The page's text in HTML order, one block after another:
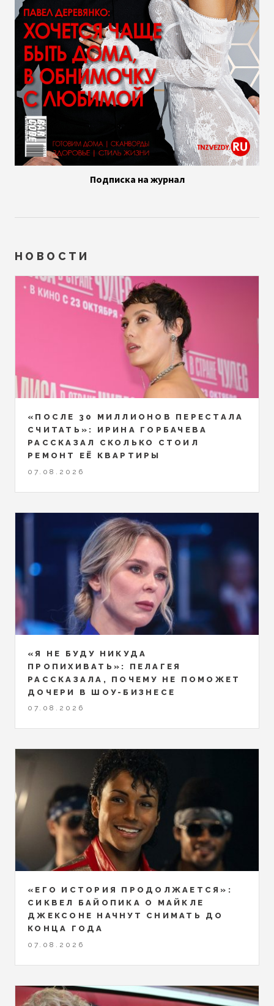
Подписка на журнал
НОВОСТИ
«ПОСЛЕ 30 МИЛЛИОНОВ ПЕРЕСТАЛА
СЧИТАТЬ»: ИРИНА ГОРБАЧЕВА
РАССКАЗАЛ СКОЛЬКО СТОИЛ
РЕМОНТ ЕЁ КВАРТИРЫ
07.08.2026
«Я НЕ БУДУ НИКУДА
ПРОПИХИВАТЬ»: ПЕЛАГЕЯ
РАССКАЗАЛА, ПОЧЕМУ НЕ ПОМОЖЕТ
ДОЧЕРИ В ШОУ-БИЗНЕСЕ
07.08.2026
«ЕГО ИСТОРИЯ ПРОДОЛЖАЕТСЯ»:
СИКВЕЛ БАЙОПИКА О МАЙКЛЕ
ДЖЕКСОНЕ НАЧНУТ СНИМАТЬ ДО
КОНЦА ГОДА
07.08.2026